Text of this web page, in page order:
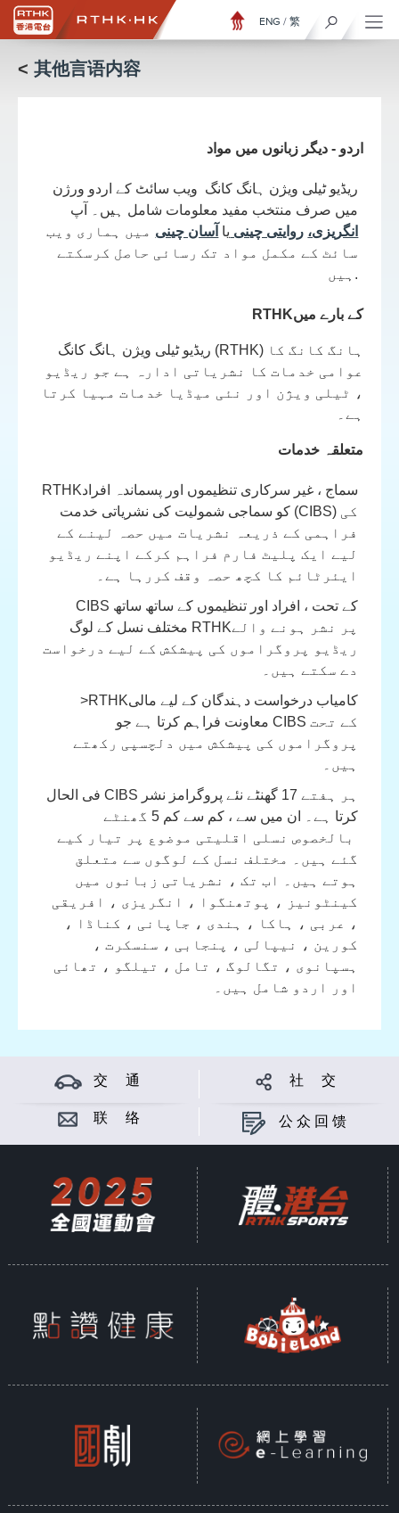
ENG / 繁
< 其他言语内容
اردو - دیگر زبانوں میں مواد
ریڈیو ٹیلی ویژن ہانگ کانگ ویب سائٹ کے اردو ورژن
میں صرف منتخب مفید معلومات شامل ہیں۔ آپ
انگریزی، روایتی چینی یا آسان چینی میں ہماری ویب
سائٹ کے مکمل مواد تک رسائی حاصل کرسکتے
ہیں.
RTHKکے بارے میں
ریڈیو ٹیلی ویژن ہانگ کانگ (RTHK) ہانگ کانگ کا
عوامی خدمات کا نشریاتی ادارہ ہے جو ریڈیو
، ٹیلی ویژن اور نئی میڈیا خدمات مہیا کرتا
ہے۔
متعلقہ خدمات
RTHKسماج ، غیر سرکاری تنظیموں اور پسماندہ افراد
کو سماجی شمولیت کی نشریاتی خدمت (CIBS) کی
فراہمی کے ذریعہ نشریات میں حصہ لینے کے
لیے ایک پلیٹ فارم فراہم کرکے اپنے ریڈیو
ایئرٹائم کا کچھ حصہ وقف کررہا ہے۔
CIBS
RTHKپر نشر ہونے والے
ریڈیو پروگراموں کی پیشکش کے لیے درخواست
دے سکتے ہیں۔
>RTHKکامیاب درخواست دہندگان کے لیے مالی
معاونت فراہم کرتا ہے جوCIBS کے تحت
پروگراموں کی پیشکش میں دلچسپی رکھتے
ہیں۔
فی الحالCIBS
کرتا ہے۔ ان میں سے ، کم سے کم 5 گھنٹے
بالخصوص نسلی اقلیتی موضوع پر تیار کیے
گئے ہیں۔ مختلف نسل کے لوگوں سے متعلق
ہوتے ہیں۔ اب تک ، نشریاتی زبانوں میں
کینٹونیز ، پوتھنگوا ، انگریزی ، افریقی
، عربی ، ہاکا ، ہندی ، جاپانی ، کناڈا ،
کورین ، نیپالی ، پنجابی ، سنسکرت ،
ہسپانوی ، تگالوگ ، تامل ، تیلگو ، تھائی
اور اردو شامل ہیں۔
交 通 社 交
联 络 公众回馈